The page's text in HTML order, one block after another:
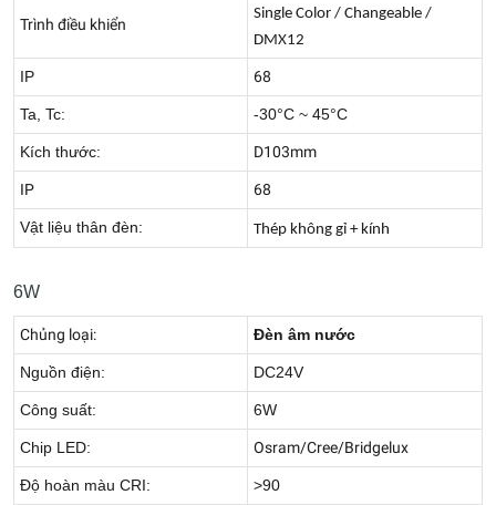
Trình điều khiển
Single Color / Changeable /
DMX12
IP 68
Ta, Tc: -30°C ~ 45°C
Kích thước: D103mm
IP 68
Vật liệu thân đèn: Thép không gỉ + kính
6W
Chủng loại: Đèn âm nước
Nguồn điện: DC24V
Công suất: 6W
Chip LED: Osram/Cree/Bridgelux
Độ hoàn màu CRI: >90